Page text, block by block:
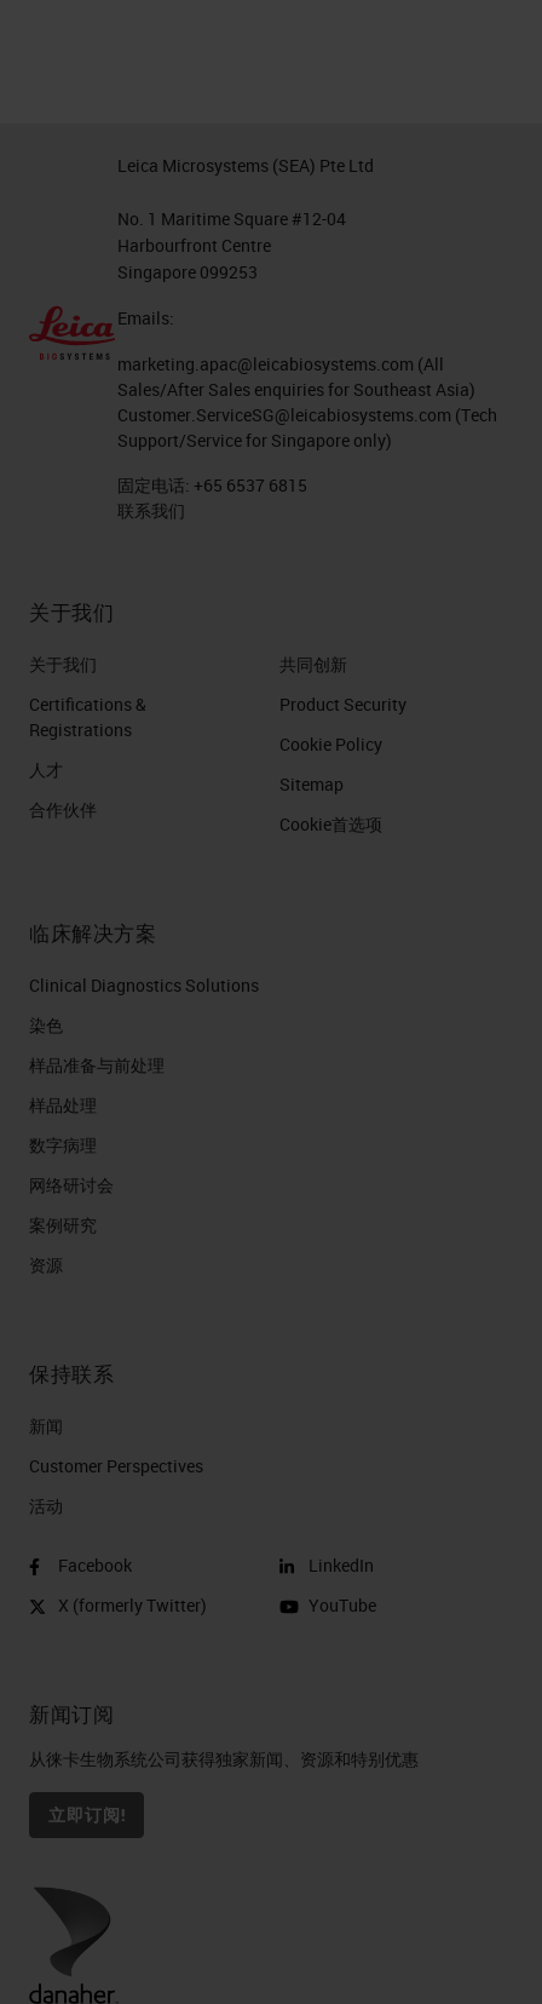
Leica Microsystems (SEA) Pte Ltd
No. 1 Maritime Square #12-04
Harbourfront Centre
Singapore 099253
Emails:
marketing.apac@leicabiosystems.com (All
Sales/After Sales enquiries for Southeast Asia)
Customer.ServiceSG@leicabiosystems.com (Tech
Support/Service for Singapore only)
固定电话: +65 6537 6815
联系我们
关于我们
关于我们
Certifications &
Registrations
人才
合作伙伴
共同创新
Product Security
Cookie Policy
Sitemap
Cookie首选项
临床解决方案
Clinical Diagnostics Solutions
染色
样品准备与前处理
样品处理
数字病理
网络研讨会
案例研究
资源
保持联系
新闻
Customer Perspectives​
活动
Facebook
X (formerly Twitter)
LinkedIn
YouTube
新闻订阅
从徕卡生物系统公司获得独家新闻、资源和特别优惠
立即订阅!